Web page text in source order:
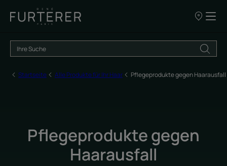
UNSERE
Startseite Alle Produkte für Ihr Haar Pflegeprodukte gegen Haarausfall
Pflegeprodukte gegen
Haarausfall